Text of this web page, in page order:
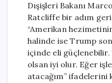
Dışişleri Bakanı
Ratcliffe bir adım
“Amerikan
halinde ise Trump
içinde eli güçlenebilir.
olsan iyi olur. Eğer
atacağım” ifadelerini